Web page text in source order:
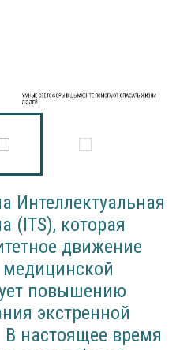
УМНЫЕ СВЕТОФОРЫ В ШЫМКЕНТЕ ПОМОГАЮТ СПАСАТЬ ЖИЗНИ
ЛЮДЕЙ
Интеллектуальная
(ITS), которая
движение
повышению
экстренной
настоящее время